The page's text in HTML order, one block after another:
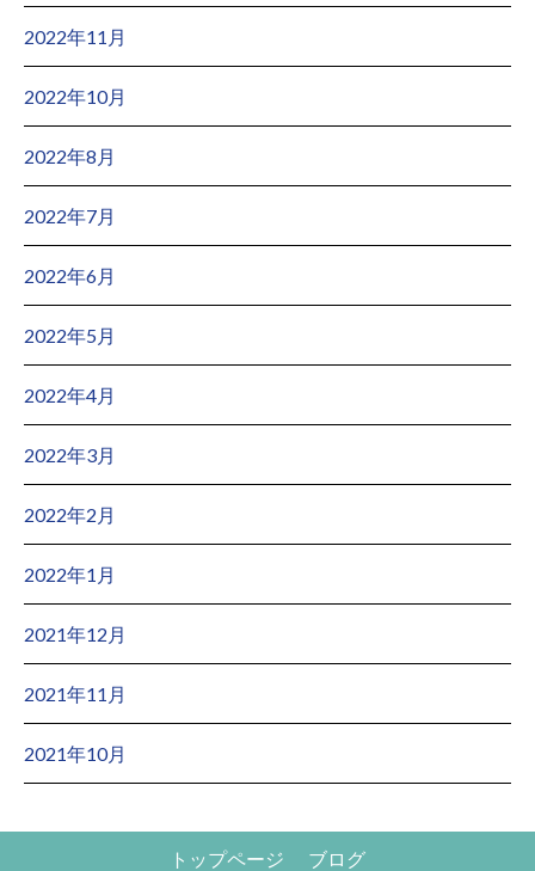
2022年11月
2022年10月
2022年8月
2022年7月
2022年6月
2022年5月
2022年4月
2022年3月
2022年2月
2022年1月
2021年12月
2021年11月
2021年10月
トップページ ブログ